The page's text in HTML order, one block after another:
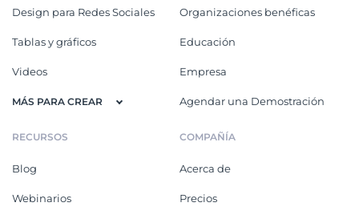
Design para Redes Sociales
Tablas y gráficos
Videos
MÁS PARA CREAR
Organizaciones benéficas
Educación
Empresa
Agendar una Demostración
RECURSOS
Blog
Webinarios
COMPAÑÍA
Acerca de
Precios